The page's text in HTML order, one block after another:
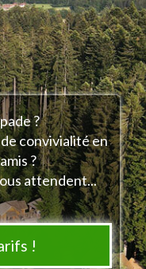
?
convivialité en
?
attendent...
!